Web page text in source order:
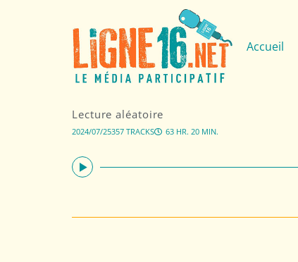
Accueil
Lecture aléatoire
2024/07/25357 TRACKS 63 HR. 20 MIN.